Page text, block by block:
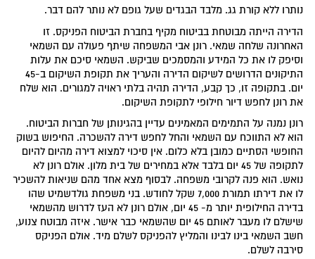
נותרו ללא קורת גג. מלבד הבגדים שעל גופם לא נותר להם דבר.
הדירה הייתה מבוטחת בביטוח מקיף בחברת הביטוח הפניקס. זו
האחרונה שלחה שמאי. רונן אבי המשפחה שיתף פעולה עם השמאי
וסיפק לו את כל המידע והמסמכים שביקש. השמאי סיכם את עלות
התיקונים הדרושים לשיקום הדירה והעריך את תקופת השיקום ב-45
יום. בתקופה זו, כך קבע, הדירה תהיה בלתי ראויה למגורים. הוא שלח
את רונן לחפש דיור חילופי לתקופת השיקום.
רונן נמנה על התמימים המאמינים עדיין בהגינותן של חברות הביטוח.
הוא לא התווכח עם השמאי והחל לחפש דירה להשכרה. החיפוש בשוק
החופשי הסתיים כמובן בלא כלום. אין סיכוי למצוא דירה מהיום להיום
לתקופה של 45 יום בלבד אלא במחירים של בית מלון. אולם רונן לא
נואש. הוא פנה לקרובי משפחה. לבסוף מצא אחד מהם שניאות להשכיר
לו את דירתו תמורת 7,000 שקל לחודש. בני משפחת גולדשמיט שהו
בדירה החילופית יותר מ- 45 יום, אולם רונן לא העז לדרוש מהשמאי
שישלם לו מעבר לאותם 45 יום שהשמאי כבר אישר. איזה מבוטח צנוע,
חשב השמאי בינו לבינו והמליץ להפניקס לשלם מיד. אולם הפניקס
סירבה לשלם.